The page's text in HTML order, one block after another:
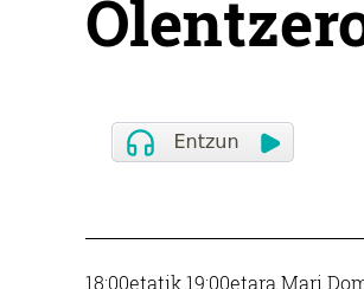
18:00etatik 19:00etara Mari